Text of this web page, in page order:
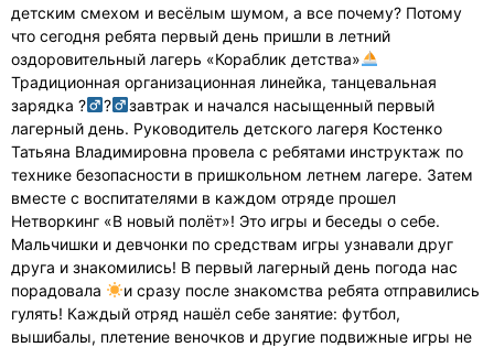
детским смехом и весёлым шумом, а все почему? Потому
что сегодня ребята первый день пришли в летний
оздоровительный лагерь «Кораблик детства»
Традиционная организационная линейка, танцевальная
зарядка ?‍
?‍
завтрак и начался насыщенный первый
лагерный день. Руководитель детского лагеря Костенко
Татьяна Владимировна провела с ребятами инструктаж по
технике безопасности в пришкольном летнем лагере. Затем
вместе с воспитателями в каждом отряде прошел
Нетворкинг «В новый полёт»! Это игры и беседы о себе.
Мальчишки и девчонки по средствам игры узнавали друг
друга и знакомились! В первый лагерный день погода нас
порадовала
и сразу после знакомства ребята отправились
гулять! Каждый отряд нашёл себе занятие: футбол,
вышибалы, плетение веночков и другие подвижные игры не